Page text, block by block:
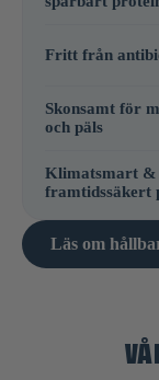
Fritt från
Skonsamt för
och päls
Klimatsmart &
framtidssäkert
Läs om